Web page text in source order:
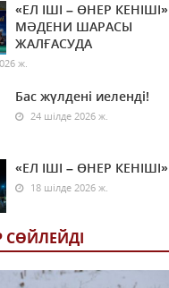
«ЕЛ ІШІ – ӨНЕР КЕНІШІ»
МӘДЕНИ ШАРАСЫ
ЖАЛҒАСУДА
ж.
Бас жүлдені иеленді!
24 шілде 2026 ж.
«ЕЛ ІШІ – ӨНЕР КЕНІШІ»
18 шілде 2026 ж.
СӨЙЛЕЙДI